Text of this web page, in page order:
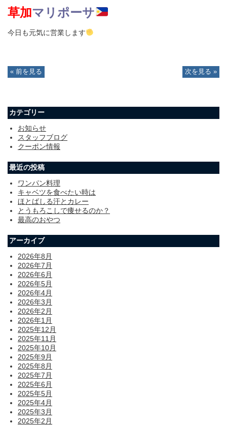
草加マリポーサ
今日も元気に営業します
« 前を見る 次を見る »
カテゴリー
お知らせ
スタッフブログ
クーポン情報
最近の投稿
ワンパン料理
キャベツを食べたい時は
ほとばしる汗とカレー
とうもろこしで痩せるのか？
最高のおやつ
アーカイブ
2026年8月
2026年7月
2026年6月
2026年5月
2026年4月
2026年3月
2026年2月
2026年1月
2025年12月
2025年11月
2025年10月
2025年9月
2025年8月
2025年7月
2025年6月
2025年5月
2025年4月
2025年3月
2025年2月